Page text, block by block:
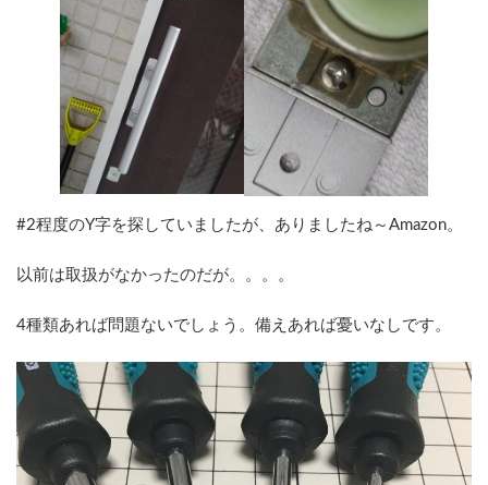
#2程度のY字を探していましたが、ありましたね～Amazon。
以前は取扱がなかったのだが。。。。
4種類あれば問題ないでしょう。備えあれば憂いなしです。